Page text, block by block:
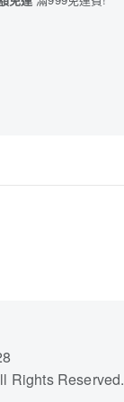
Rights Reserved.